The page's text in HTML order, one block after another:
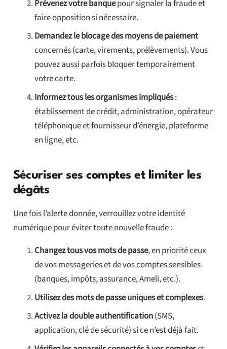
Prévenez votre banquepour signaler la fraude et
faire opposition si nécessaire.
Demandez le blocage des moyens de paiement
concernés (carte, virements, prélèvements). Vous
pouvez aussi parfois bloquer temporairement
votre carte.
Informez tous les organismes impliqués:
établissement de crédit, administration, opérateur
téléphonique et fournisseur d’énergie, plateforme
en ligne, etc.
Sécuriser ses comptes et limiter les
dégâts
Une fois l’alerte donnée, verrouillez votre identité
numérique pour éviter toute nouvelle fraude :
Changez tous vos mots de passe, en priorité ceux
de vos messageries et de vos comptes sensibles
(banques, impôts, assurance, Ameli, etc.).
Utilisez des mots de passe uniques et complexes.
Activez la double authentification(SMS,
application, clé de sécurité) si ce n’est déjà fait.